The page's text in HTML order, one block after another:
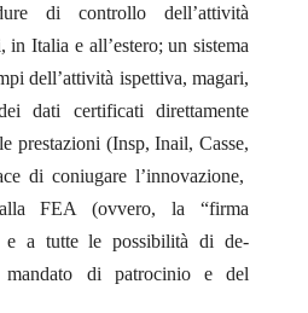
di controllo dell’attività
in Italia e all’estero; un sistema
dell’attività ispettiva, magari,
dati certificati direttamente
prestazioni (Insp, Inail, Casse,
di coniugare l’innovazione,
FEA (ovvero, la “firma
e a tutte le possibilità di de-
mandato di patrocinio e del